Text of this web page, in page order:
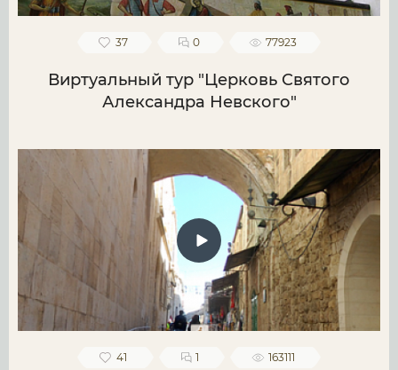
37 0 77923
Виртуальный тур "Церковь Святого
Александра Невского"
41 1 163111